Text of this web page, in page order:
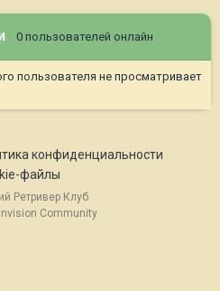
0 пользователей онлайн
пользователя не просматривает
конфиденциальности
файлы
Ретривер Клуб
Community